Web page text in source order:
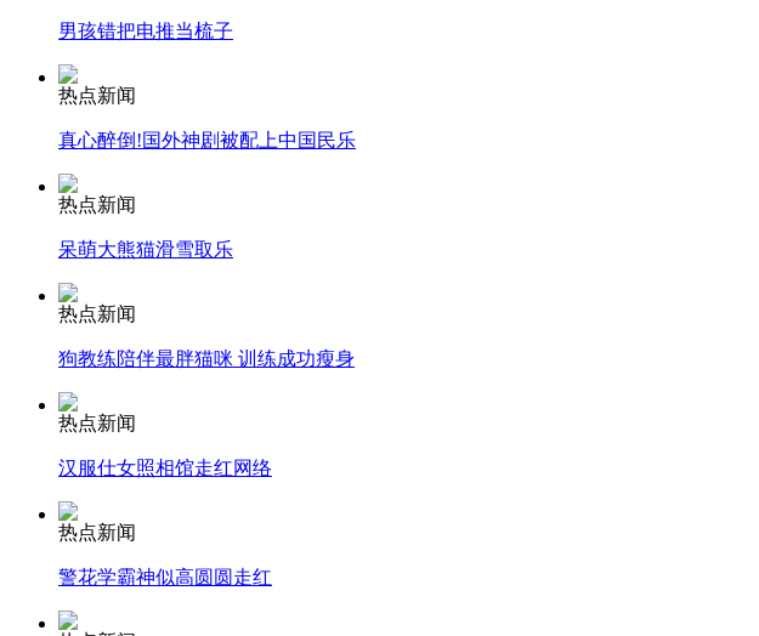
安徽一实载49人客车翻车
走！跟着总书记去植树
消防员救轻生者 花炮节热闹非凡
纽约上演“枕头大战”
司机酒驾遇交警 急速倒车逃窜
男孩错把电推当梳子
热点新闻
真心醉倒!国外神剧被配上中国民乐
热点新闻
呆萌大熊猫滑雪取乐
热点新闻
狗教练陪伴最胖猫咪 训练成功瘦身
热点新闻
汉服仕女照相馆走红网络
热点新闻
警花学霸神似高圆圆走红